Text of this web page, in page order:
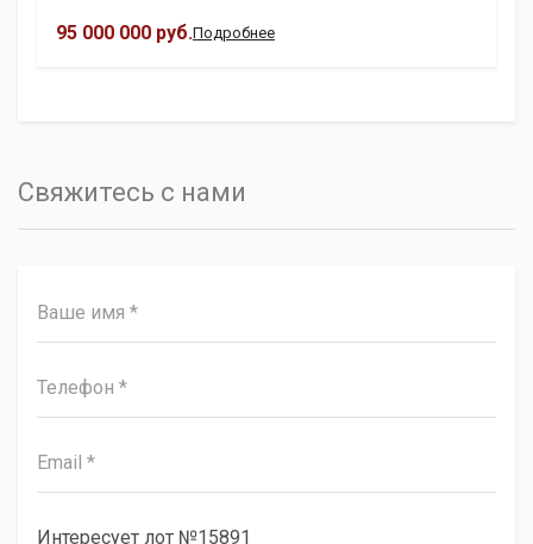
95 000 000 руб.Подробнее
Свяжитесь с нами